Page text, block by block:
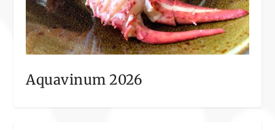
Aquavinum 2026